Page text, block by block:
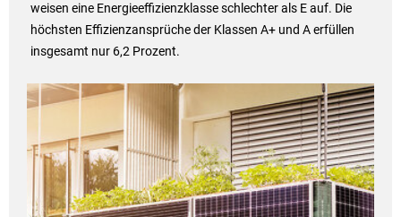
weisen eine Energieeffizienzklasse schlechter als E auf. Die
höchsten Effizienzansprüche der Klassen A+ und A erfüllen
insgesamt nur 6,2 Prozent.